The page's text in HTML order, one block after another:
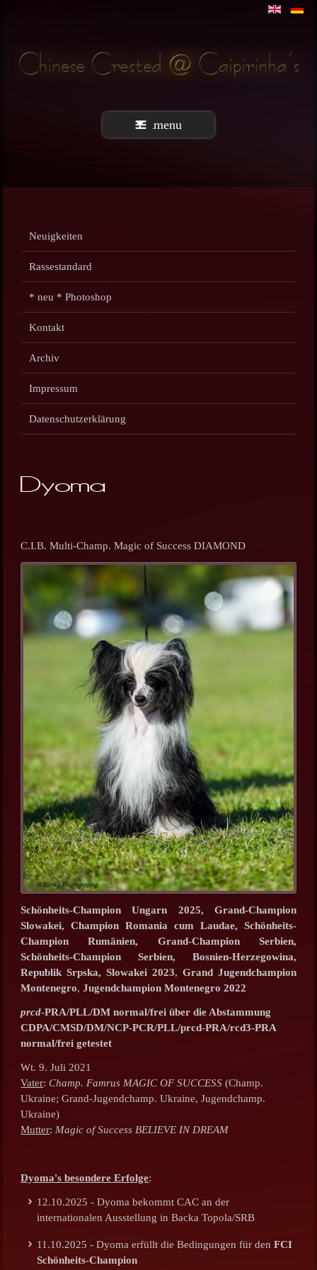
menu
Neuigkeiten
Rassestandard
* neu * Photoshop
Kontakt
Archiv
Impressum
Datenschutzerklärung
Dyoma
C.I.B. Multi-Champ. Magic of Success DIAMOND
Schönheits-Champion Ungarn 2025, Grand-Champion
Slowakei,Champion Romania cum Laudae, Schönheits-
Champion Rumänien, Grand-Champion Serbien,
Schönheits-Champion Serbien, Bosnien-Herzegowina,
Republik Srpska, Slowakei 2023, Grand Jugendchampion
Montenegro,Jugendchampion Montenegro 2022
prcd-PRA/PLL/DM normal/frei über die Abstammung
CDPA/CMSD/DM/NCP-PCR/PLL/prcd-PRA/rcd3-PRA
normal/frei getestet
Wt. 9. Juli 2021
Vater:Champ. Famrus MAGIC OF SUCCESS (Champ.
Ukraine; Grand-Jugendchamp. Ukraine, Jugendchamp.
Ukraine)
Mutter: Magic of Success BELIEVE IN DREAM
Dyoma's besondere Erfolge:
12.10.2025 - Dyoma bekommt CAC an der
internationalen Ausstellung in Backa Topola/SRB
11.10.2025 - Dyoma erfüllt die Bedingungen für denFCI
Schönheits-Champion